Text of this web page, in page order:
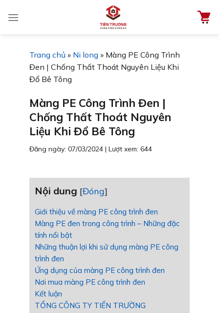
đến
Trang chủ » Ni long » Màng PE Công Trình
Đen | Chống Thất Thoát Nguyên Liệu Khi
Đổ Bê Tông
Màng PE Công Trình Đen |
Chống Thất Thoát Nguyên
Liệu Khi Đổ Bê Tông
Đăng ngày: 07/03/2024 | Lượt xem: 644
Nội dung [Đóng]
Giới thiệu về màng PE công trình đen
Màng PE đen trong công trình – Những đặc
tính nổi bật
Những thuận lợi khi sử dụng màng PE công
trình đen
Ứng dụng của màng PE công trình đen
Nơi mua màng PE công trình đen
Kết luận
TỔNG CÔNG TY TIẾN TRƯỜNG